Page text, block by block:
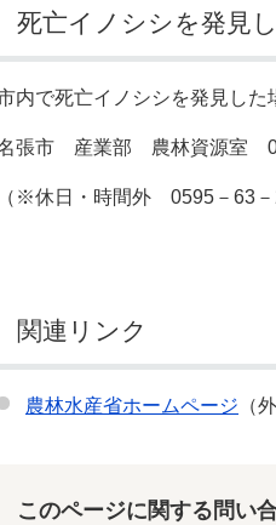
死亡イノシシを発見
内で死亡イノシシを発見した
張市 産業部 農林資源室
（※休日・時間外 0595－63－
関連リンク
農林水産省ホームページ （
このページに関する問い